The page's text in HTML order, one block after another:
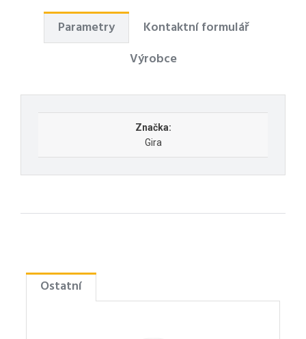
Parametry
Kontaktní formulář
Výrobce
Značka:
Gira
Ostatní